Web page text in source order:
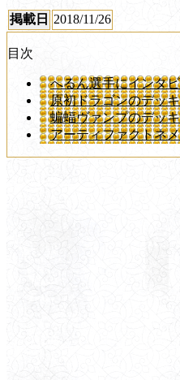
掲載日 2018/11/26
目次
へるん選手にインタ
原初ドラゴンのデッ
蝙蝠ヴァンプのデッ
アーティファクトネ